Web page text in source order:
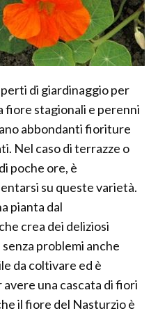
di giardinaggio per
fiore stagionali e perenni
abbondanti fioriture
Nel caso di terrazze o
poche ore, è
su queste varietà.
pianta dal
crea dei deliziosi
problemi anche
da coltivare ed è
una cascata di fiori
il fiore del Nasturzio è